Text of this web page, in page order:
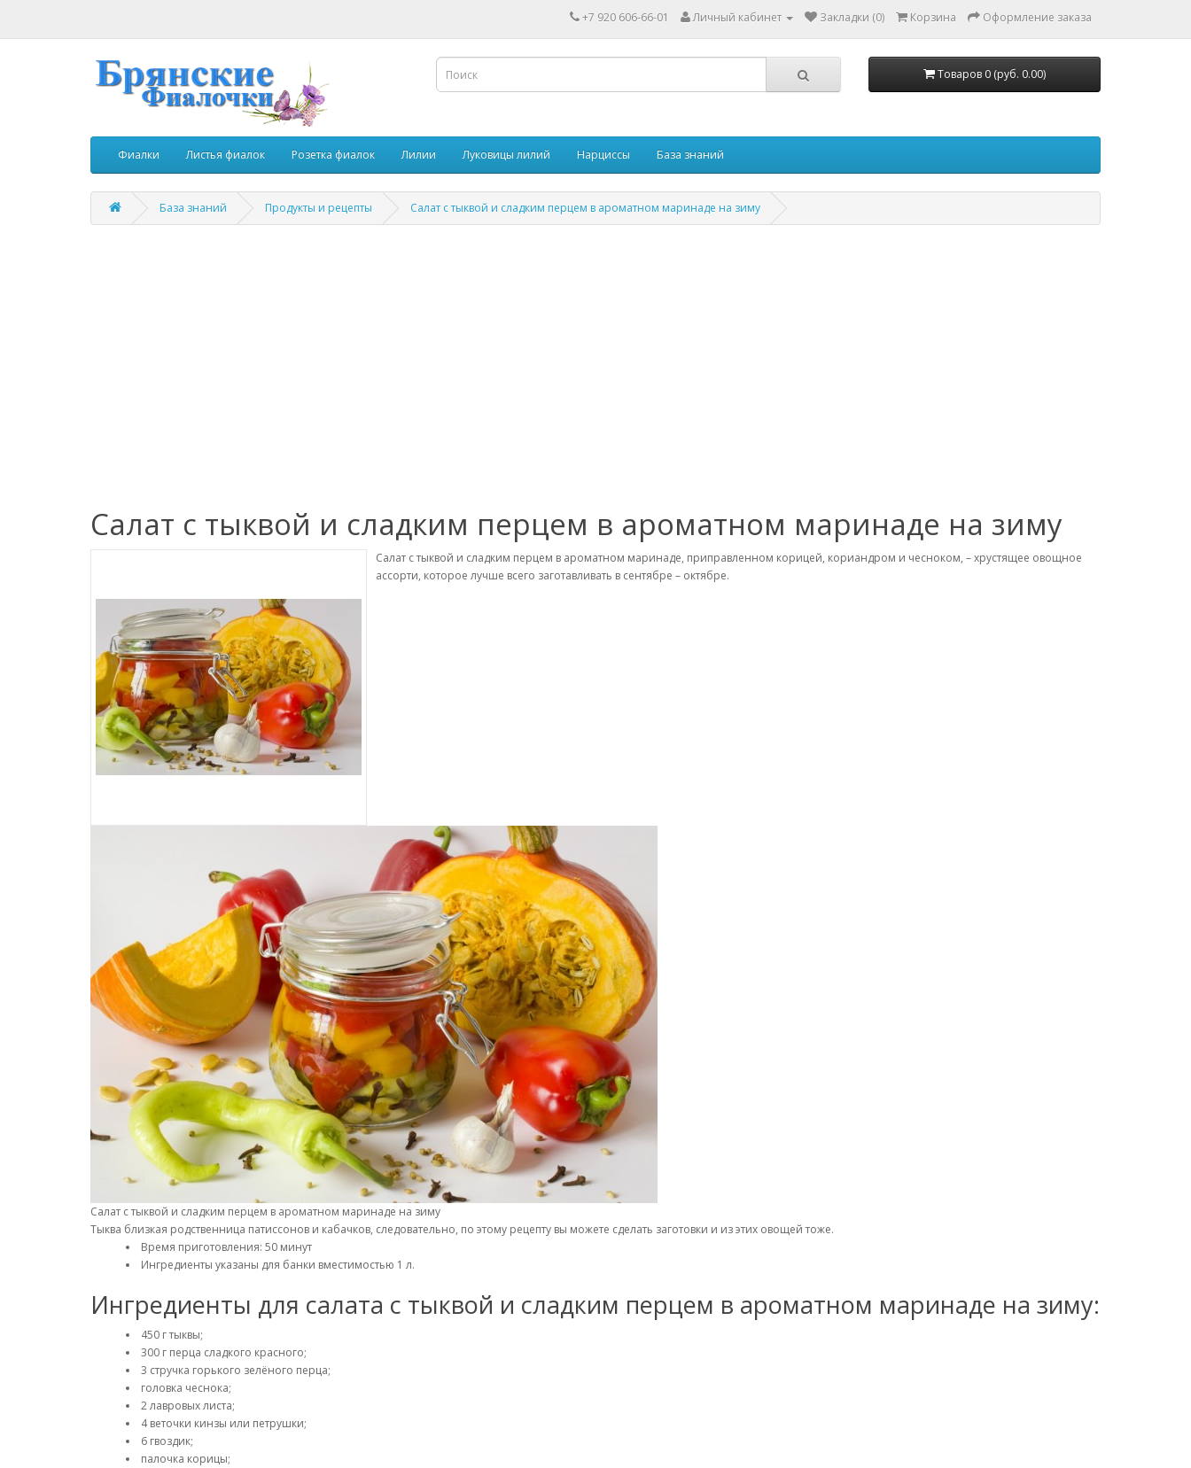
+7 920 606-66-01 Личный кабинет Закладки (0) Корзина Оформление заказа
Товаров 0 (руб. 0.00)
Фиалки Листья фиалок Розетка фиалок Лилии Луковицы лилий Нарциссы База знаний
База знаний Продукты и рецепты Салат с тыквой и сладким перцем в ароматном маринаде на зиму
Салат с тыквой и сладким перцем в ароматном маринаде на зиму
Салат с тыквой и сладким перцем в ароматном маринаде, приправленном корицей, кориандром и чесноком, – хрустящее овощное
ассорти, которое лучше всего заготавливать в сентябре – октябре.
Салат с тыквой и сладким перцем в ароматном маринаде на зиму
Тыква близкая родственница патиссонов и кабачков, следовательно, по этому рецепту вы можете сделать заготовки и из этих овощей тоже.
Время приготовления: 50 минут
Ингредиенты указаны для банки вместимостью 1 л.
Ингредиенты для салата с тыквой и сладким перцем в ароматном маринаде на зиму:
450 г тыквы;
300 г перца сладкого красного;
3 стручка горького зелёного перца;
головка чеснока;
2 лавровых листа;
4 веточки кинзы или петрушки;
6 гвоздик;
палочка корицы;